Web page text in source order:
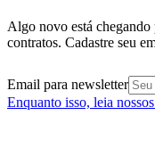
Algo novo está chegando
contratos. Cadastre seu
Email para newsletter
Enquanto isso, leia